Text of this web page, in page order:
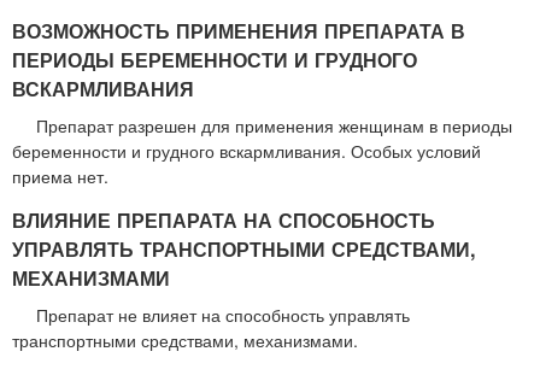
ВОЗМОЖНОСТЬ ПРИМЕНЕНИЯ ПРЕПАРАТА В
ПЕРИОДЫ БЕРЕМЕННОСТИ И ГРУДНОГО
ВСКАРМЛИВАНИЯ
Препарат разрешен для применения женщинам в периоды
беременности и грудного вскармливания. Особых условий
приема нет.
ВЛИЯНИЕ ПРЕПАРАТА НА СПОСОБНОСТЬ
УПРАВЛЯТЬ ТРАНСПОРТНЫМИ СРЕДСТВАМИ,
МЕХАНИЗМАМИ
Препарат не влияет на способность управлять
транспортными средствами, механизмами.